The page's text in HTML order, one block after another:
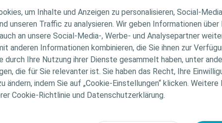
um Inhalte und Anzeigen zu personalisieren, Social-
unseren Traffic zu analysieren. Wir geben Informationen über
an unsere Social-Media-, Werbe- und Analysepartner
anderen Informationen kombinieren, die Sie ihnen zur
durch Ihre Nutzung ihrer Dienste gesammelt haben, unter
die für Sie relevanter ist. Sie haben das Recht, Ihre
ändern, indem Sie auf „Cookie-Einstellungen“ klicken.
Cookie-Richtlinie und Datenschutzerklärung.
HINWEIS
sich nur an medizinische Fachpersonen. Der
und Fortbildungszwecke bestimmt.
medizinischen Rat. Die Verantwortung für die
liegt bei den medizinischen Fachpersonen.
zu den vorgestellten Produkten, einschließlich